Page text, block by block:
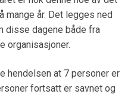
mange år. Det legges ned
disse dagene både fra
organisasjoner.
hendelsen at 7 personer er
fortsatt er savnet og